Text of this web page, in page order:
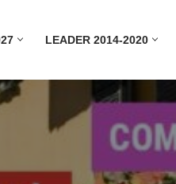
LEADER 2014-2020